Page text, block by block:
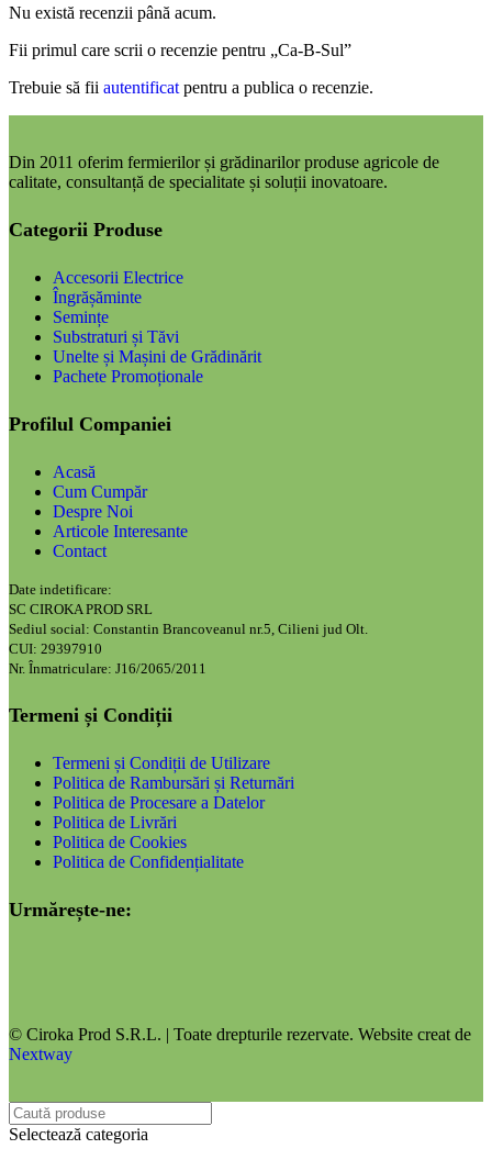
Nu există recenzii până acum.
Fii primul care scrii o recenzie pentru „Ca-B-Sul”
Trebuie să fii autentificat pentru a publica o recenzie.
Din 2011 oferim fermierilor și grădinarilor produse agricole de
calitate, consultanță de specialitate și soluții inovatoare.
Categorii Produse
Accesorii Electrice
Îngrășăminte
Semințe
Substraturi și Tăvi
Unelte și Mașini de Grădinărit
Pachete Promoționale
Profilul Companiei
Acasă
Cum Cumpăr
Despre Noi
Articole Interesante
Contact
Date indetificare:
SC CIROKA PROD SRL
Sediul social: Constantin Brancoveanul nr.5, Cilieni jud Olt.
CUI: 29397910
Nr. Înmatriculare: J16/2065/2011
Termeni și Condiții
Termeni și Condiții de Utilizare
Politica de Rambursări și Returnări
Politica de Procesare a Datelor
Politica de Livrări
Politica de Cookies
Politica de Confidențialitate
Urmărește-ne:
© Ciroka Prod S.R.L. | Toate drepturile rezervate. Website creat de
Nextway
Selectează categoria